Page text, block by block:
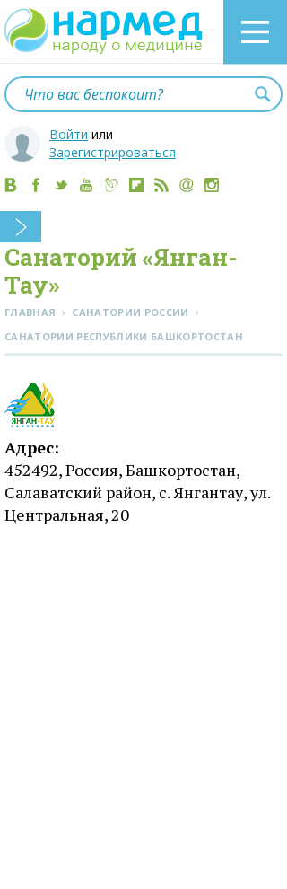
Войти или
Зарегистрироваться
Санаторий «Янган-
Тау»
ГЛАВНАЯ › САНАТОРИИ РОССИИ ›
CАНАТОРИИ РЕСПУБЛИКИ БАШКОРТОСТАН
Адрес:
452492, Россия, Башкортостан,
Салаватский район, с. Янгантау, ул.
Центральная, 20